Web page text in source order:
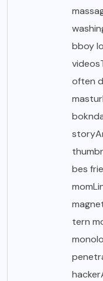
bboy
often
bes
tern